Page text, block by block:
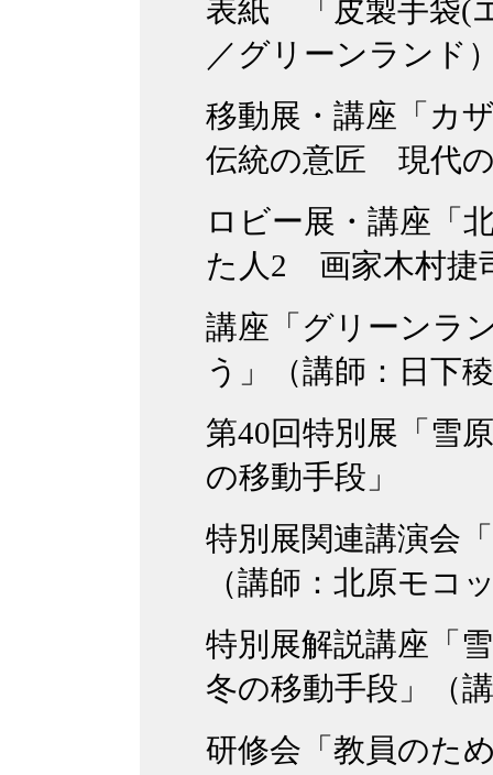
表紙 「皮製手袋(
／グリーンランド
移動展・講座「カ
伝統の意匠 現代
ロビー展・講座「
た人2 画家木村捷
講座「グリーンラ
う」（講師：日下
第40回特別展「雪
の移動手段」
特別展関連講演会
（講師：北原モコ
特別展解説講座「
冬の移動手段」（
研修会「教員のた